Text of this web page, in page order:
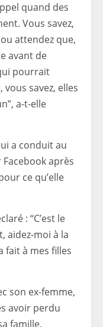
quand des
Vous savez,
attendez que,
avant de
pourrait
savez, elles
a-t-elle
a conduit au
après
ce qu’elle
: “C’est le
aidez-moi à la
fait à mes filles
son ex-femme,
avoir perdu
famille.